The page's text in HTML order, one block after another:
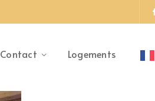
Contact Logements